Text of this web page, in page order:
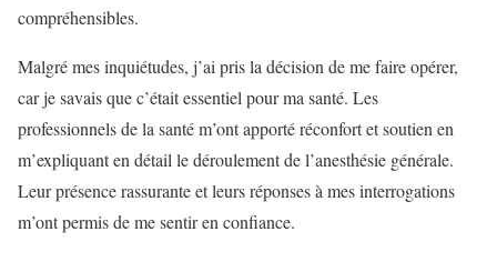
compréhensibles.
Malgré mes inquiétudes, j’ai pris la décision de me faire opérer,
car je savais que c’était essentiel pour ma santé. Les
professionnels de la santé m’ont apporté réconfort et soutien en
m’expliquant en détail le déroulement de l’anesthésie générale.
Leur présence rassurante et leurs réponses à mes interrogations
m’ont permis de me sentir en confiance.